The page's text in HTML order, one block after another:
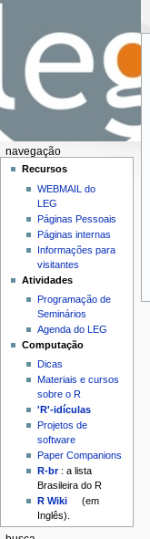
navegação
Recursos
WEBMAIL do
LEG
Páginas Pessoais
Páginas internas
Informações para
visitantes
Atividades
Programação de
Seminários
Agenda do LEG
Computação
Dicas
Materiais e cursos
sobre o R
'R'-idículas
Projetos de
software
Paper Companions
R-br: a lista
Brasileira do R
R Wiki
(em
Inglês).